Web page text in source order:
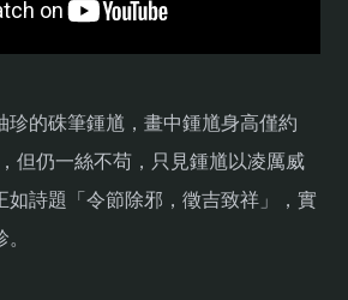
珍的硃筆鍾馗，畫中鍾馗身高僅約
但仍一絲不苟，只見鍾馗以凌厲威
如詩題「令節除邪，徵吉致祥」，實